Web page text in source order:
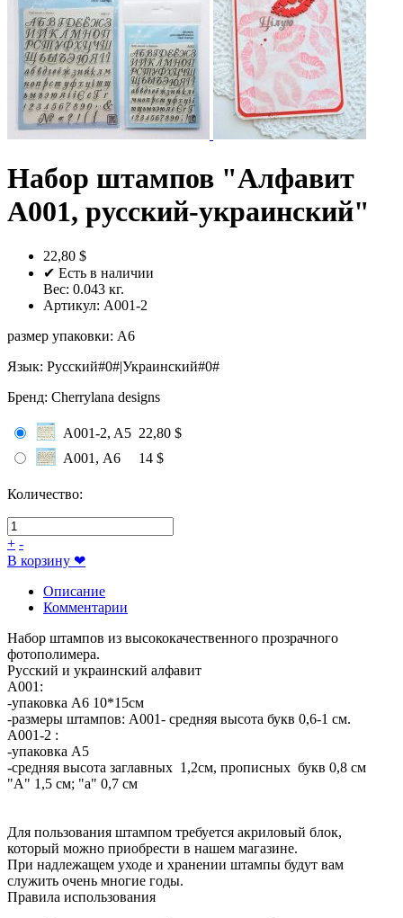
Набор штампов "Алфавит
A001, русский-украинский"
22,80 $
✔ Есть в наличии
Вес: 0.043 кг.
Артикул: A001-2
размер упаковки: A6
Язык: Русский#0#|Украинский#0#
Бренд: Cherrylana designs
A001-2, A5 22,80 $
A001, А6
14 $
Количество:
+ -
В корзину ❤
Описание
Комментарии
Набор штампов из высококачественного прозрачного
фотополимера.
Русский и украинский алфавит
A001:
-упаковка А6 10*15см
-размеры штампов: А001- средняя высота букв 0,6-1 см.
А001-2 :
-упаковка А5
-средняя высота заглавных 1,2см, прописных букв 0,8 см
"А" 1,5 см; "а" 0,7 см
Для пользования штампом требуется акриловый блок,
который можно приобрести в нашем магазине.
При надлежащем уходе и хранении штампы будут вам
служить очень многие годы.
Правила использования